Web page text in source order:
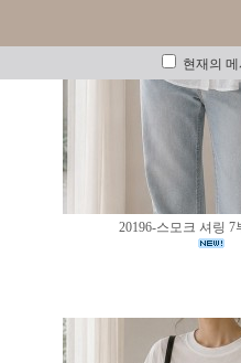
20196-스모크 셔링 7
현재의